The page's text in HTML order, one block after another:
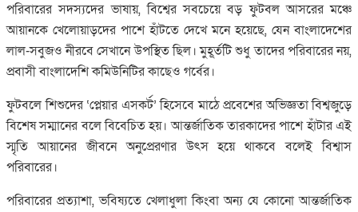
পরিবারের সদস্যদের ভাষায়, বিশ্বের সবচেয়ে বড় ফুটবল আসরের মঞ্চে
আয়ানকে খেলোয়াড়দের পাশে হাঁটতে দেখে মনে হয়েছে, যেন বাংলাদেশের
লাল-সবুজও নীরবে সেখানে উপস্থিত ছিল। মুহূর্তটি শুধু তাদের পরিবারের নয়,
প্রবাসী বাংলাদেশি কমিউনিটির কাছেও গর্বের।
ফুটবলে শিশুদের ‘প্লেয়ার এসকর্ট’ হিসেবে মাঠে প্রবেশের অভিজ্ঞতা বিশ্বজুড়ে
বিশেষ সম্মানের বলে বিবেচিত হয়। আন্তর্জাতিক তারকাদের পাশে হাঁটার এই
স্মৃতি আয়ানের জীবনে অনুপ্রেরণার উৎস হয়ে থাকবে বলেই বিশ্বাস
পরিবারের।
পরিবারের প্রত্যাশা, ভবিষ্যতে খেলাধুলা কিংবা অন্য যে কোনো আন্তর্জাতিক